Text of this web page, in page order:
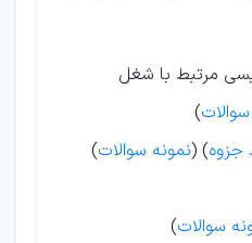
مرتبط با شغل
)
جزوه)
(نمونه سوالات)
سوالات)